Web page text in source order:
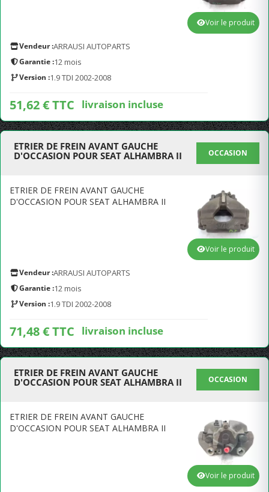
Vendeur :ARRAUSI AUTOPARTS
Garantie :12 mois
Version :1.9 TDI 2002-2008
51,62 € TTC livraison incluse
Voir le produit
ETRIER DE FREIN AVANT GAUCHE
D'OCCASION POUR SEAT ALHAMBRA II
OCCASION
ETRIER DE FREIN AVANT GAUCHE
D'OCCASION POUR SEAT ALHAMBRA II
Vendeur :ARRAUSI AUTOPARTS
Garantie :12 mois
Version :1.9 TDI 2002-2008
71,48 € TTC livraison incluse
Voir le produit
ETRIER DE FREIN AVANT GAUCHE
D'OCCASION POUR SEAT ALHAMBRA II
OCCASION
ETRIER DE FREIN AVANT GAUCHE
D'OCCASION POUR SEAT ALHAMBRA II
Voir le produit